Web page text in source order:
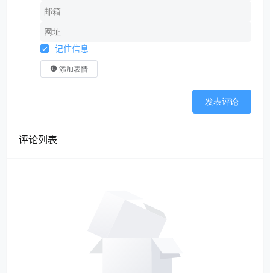
记住信息
添加表情
发表评论
评论列表